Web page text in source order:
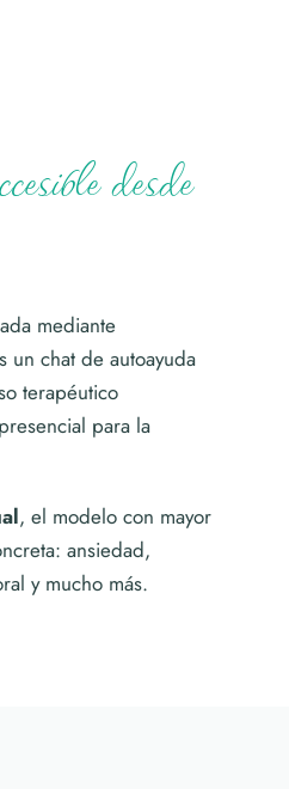
desde
mediante
un chat de autoayuda
terapéutico
para la
, el modelo con mayor
ansiedad,
y mucho más.